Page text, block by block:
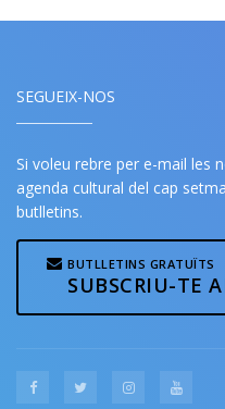
SEGUEIX-NOS
Si voleu rebre per e-mail les
agenda cultural del cap
butlletins.
BUTLLETINS GRATUÏTS
SUBSCRIU-TE